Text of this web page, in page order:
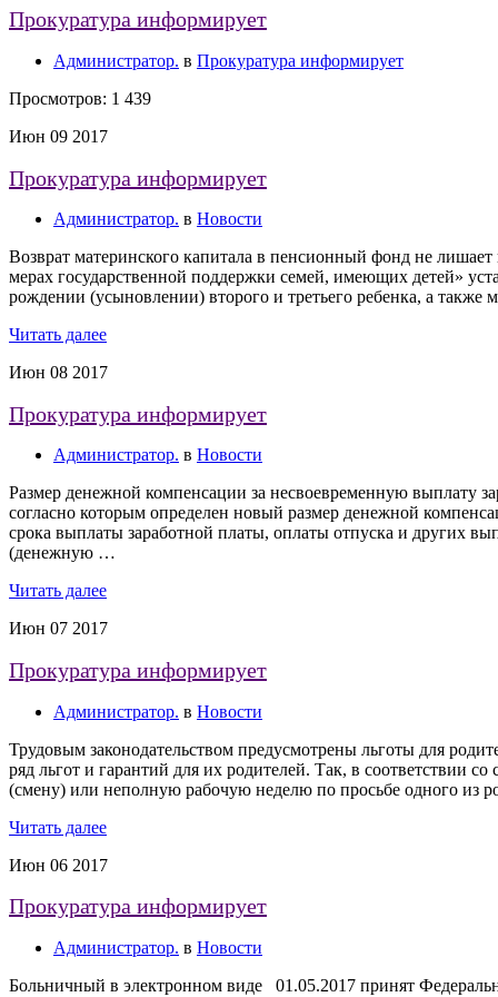
Прокуратура информирует
Администратор. в Прокуратура информирует
Просмотров: 1 439
Июн 09 2017
Прокуратура информирует
Администратор. в Новости
Возврат материнского капитала в пенсионный фонд не
мерах государственной поддержки семей, имеющих детей»
рождении (усыновлении) второго и третьего ребенка, а
Читать далее
Июн 08 2017
Прокуратура информирует
Администратор. в Новости
Размер денежной компенсации за несвоевременную выплату
согласно которым определен новый размер денежной
срока выплаты заработной платы, оплаты отпуска и других
(денежную …
Читать далее
Июн 07 2017
Прокуратура информирует
Администратор. в Новости
Трудовым законодательством предусмотрены льготы для
ряд льгот и гарантий для их родителей. Так, в соответствии
(смену) или неполную рабочую неделю по просьбе одного из
Читать далее
Июн 06 2017
Прокуратура информирует
Администратор. в Новости
Больничный в электронном виде 01.05.2017 принят